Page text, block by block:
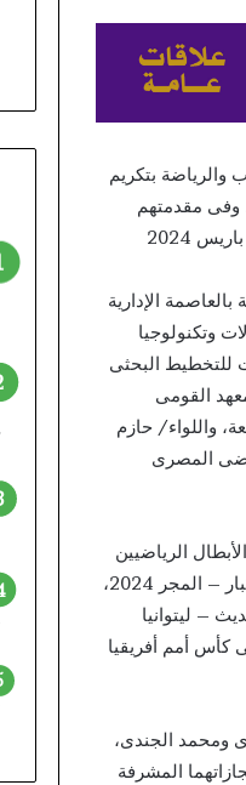
والرياضة بتكريم
وفى مقدمتهم
البطل الأولمبى أحمد الجندى الطالب بكلية تكنولوجيا الأعمال، تقديرا لإنجازه الرياضى فى أولمبياد باريس 2024
الإدارية
وتكنولوجيا
للتخطيط البحثى
القومى
واللواء/ حازم
المصرى
الرياضيين
وهم: الطالب/ محمد الجندى الحاصل على الميدالية الذهبية فى كأس العالم للخماسى الحديث للكبار – المجر 2024،
– ليتوانيا
كأس أمم أفريقيا
ومحمد الجندى،
المشرفة
مركز عالمي للعلاج